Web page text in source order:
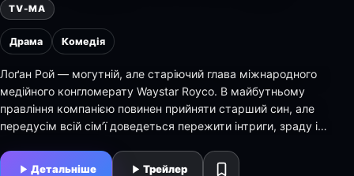
TV-MA
Драма Комедія
Лоґан Рой — могутній, але старіючий глава міжнародного
медійного конгломерату Waystar Royco. В майбутньому
правління компанією повинен прийняти старший син, але
передусім всій сім’ї доведеться пережити інтриги, зраду і
Детальніше Трейлер